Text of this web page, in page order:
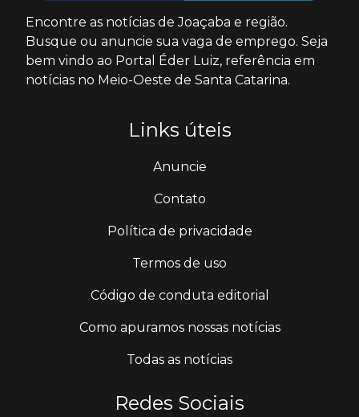
Encontre as notícias de Joaçaba e região.
Busque ou anuncie sua vaga de emprego. Seja
bem vindo ao Portal Éder Luiz, referência em
notícias no Meio-Oeste de Santa Catarina.
Links úteis
Anuncie
Contato
Política de privacidade
Termos de uso
Código de conduta editorial
Como apuramos nossas notícias
Todas as notícias
Redes Sociais